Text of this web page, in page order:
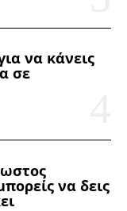
να κάνεις
σε
να δεις